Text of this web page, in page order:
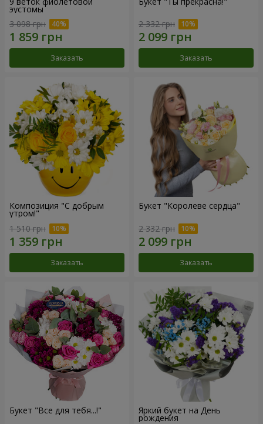
эустомы
3 098 грн
Заказать
2 332 грн
Заказать
Композиция "С добрым
утром!"
1 510 грн
Заказать
Букет "Королеве сердца"
2 332 грн
Заказать
Букет "Все для тебя...!" Яркий букет на День
рождения